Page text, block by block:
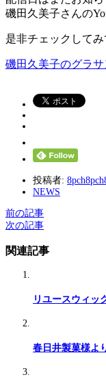
磯田久美子さんの
是非チェックして
磯田久美子のグラサ
投稿者:
NEWS
前の記事
次の記事
関連記事
リユースウィッ
春日井製菓様よ